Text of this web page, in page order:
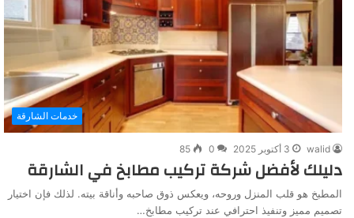
خدمات الشارقة
walid 3 أكتوبر 2025 0
85
دليلك لأفضل شركة تركيب مطابخ في الشارقة
المطبخ هو قلب المنزل وروحه، ويعكس ذوق صاحبه وأناقة بيته. لذلك فإن اختيار
تصميم مميز وتنفيذ احترافي عند تركيب مطابخ…